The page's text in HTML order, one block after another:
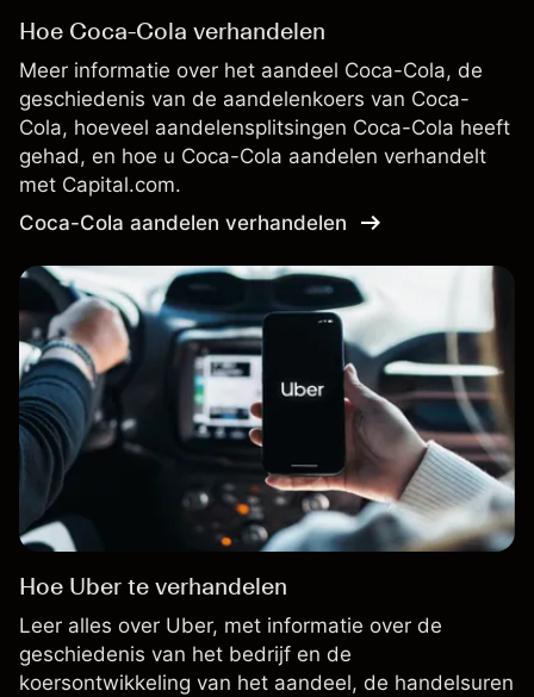
Hoe Coca-Cola verhandelen
Meer informatie over het aandeel Coca-Cola, de
geschiedenis van de aandelenkoers van Coca-
Cola, hoeveel aandelensplitsingen Coca-Cola heeft
gehad, en hoe u Coca-Cola aandelen verhandelt
met Capital.com.
Coca-Cola aandelen verhandelen
Hoe Uber te verhandelen
Leer alles over Uber, met informatie over de
geschiedenis van het bedrijf en de
koersontwikkeling van het aandeel, de handelsuren